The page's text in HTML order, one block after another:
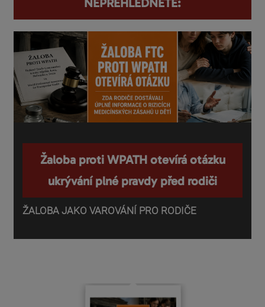
NEPŘEHLÉDNĚTE:
Žaloba proti WPATH otevírá otázku
ukrývání plné pravdy před rodiči
ŽALOBA JAKO VAROVÁNÍ PRO RODIČE